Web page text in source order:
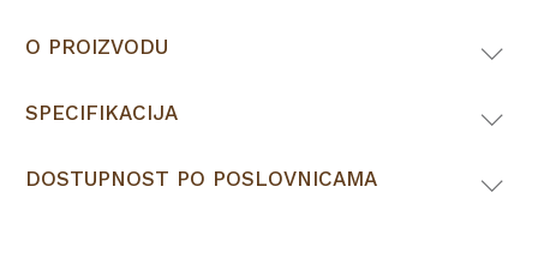
O PROIZVODU
SPECIFIKACIJA
DOSTUPNOST PO POSLOVNICAMA